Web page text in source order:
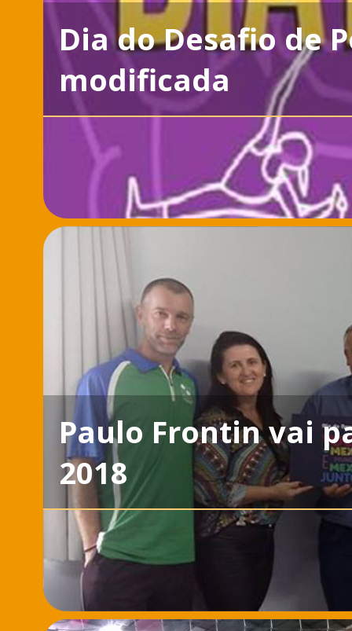
Dia do Desafio de
modificada
Paulo Frontin vai
2018